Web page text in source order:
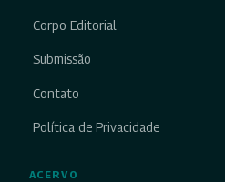
Corpo Editorial
Submissão
Contato
Política de Privacidade
ACERVO